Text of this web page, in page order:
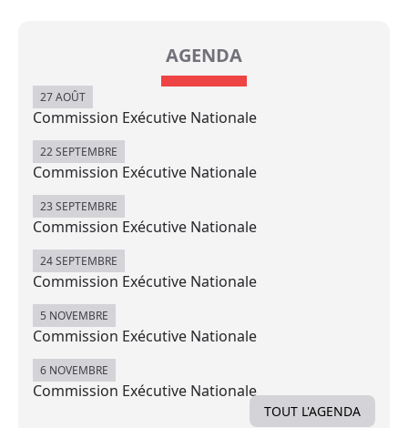
AGENDA
27 AOÛT
Commission Exécutive Nationale
22 SEPTEMBRE
Commission Exécutive Nationale
23 SEPTEMBRE
Commission Exécutive Nationale
24 SEPTEMBRE
Commission Exécutive Nationale
5 NOVEMBRE
Commission Exécutive Nationale
6 NOVEMBRE
Commission Exécutive Nationale
TOUT L'AGENDA